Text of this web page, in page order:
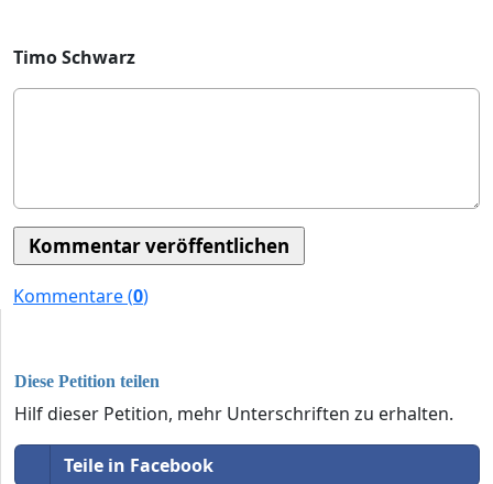
Timo Schwarz
Kommentare (0)
Diese Petition teilen
Hilf dieser Petition, mehr Unterschriften zu erhalten.
Teile in Facebook